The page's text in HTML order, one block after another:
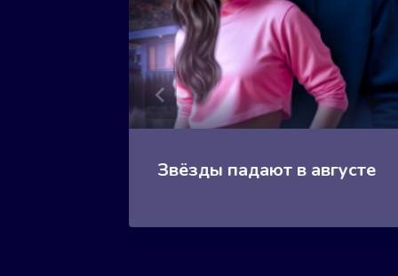
Звёзды падают в августе